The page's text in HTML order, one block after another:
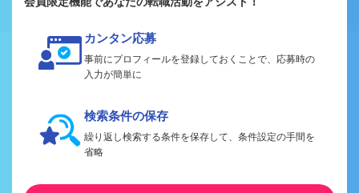
カンタン応募
事前にプロフィールを登録しておくことで、応募時の
入力が簡単に
検索条件の保存
繰り返し検索する条件を保存して、条件設定の手間を
省略